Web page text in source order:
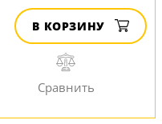
В КОРЗИНУ